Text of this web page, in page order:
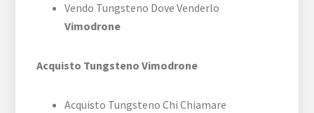
Vendo Tungsteno Dove Venderlo
Vimodrone
Acquisto Tungsteno Vimodrone
Acquisto Tungsteno Chi Chiamare